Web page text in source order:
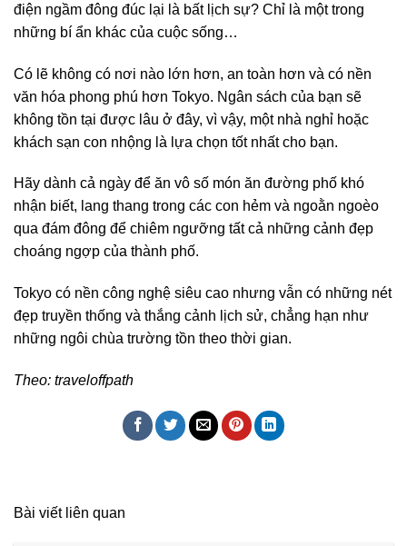
điện ngầm đông đúc lại là bất lịch sự? Chỉ là một trong
những bí ẩn khác của cuộc sống…
Có lẽ không có nơi nào lớn hơn, an toàn hơn và có nền
văn hóa phong phú hơn Tokyo. Ngân sách của bạn sẽ
không tồn tại được lâu ở đây, vì vậy, một nhà nghỉ hoặc
khách sạn con nhộng là lựa chọn tốt nhất cho bạn.
Hãy dành cả ngày để ăn vô số món ăn đường phố khó
nhận biết, lang thang trong các con hẻm và ngoằn ngoèo
qua đám đông để chiêm ngưỡng tất cả những cảnh đẹp
choáng ngợp của thành phố.
Tokyo có nền công nghệ siêu cao nhưng vẫn có những nét
đẹp truyền thống và thắng cảnh lịch sử, chẳng hạn như
những ngôi chùa trường tồn theo thời gian.
Theo: traveloffpath
Bài viết liên quan